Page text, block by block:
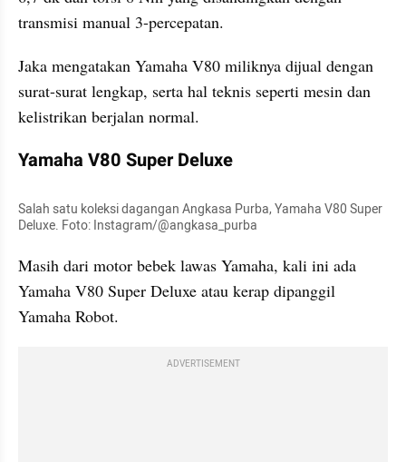
transmisi manual 3-percepatan.
Jaka mengatakan Yamaha V80 miliknya dijual dengan
surat-surat lengkap, serta hal teknis seperti mesin dan
kelistrikan berjalan normal.
Yamaha V80 Super Deluxe
Salah satu koleksi dagangan Angkasa Purba, Yamaha V80 Super
Deluxe. Foto: Instagram/@angkasa_purba
Masih dari motor bebek lawas Yamaha, kali ini ada
Yamaha V80 Super Deluxe atau kerap dipanggil
Yamaha Robot.
ADVERTISEMENT